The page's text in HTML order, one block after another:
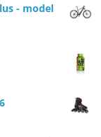
- model